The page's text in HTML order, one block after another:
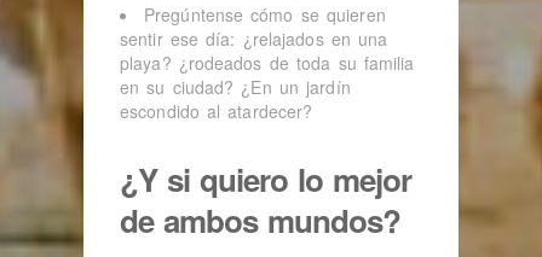
Pregúntense cómo se quieren
sentir ese día: ¿relajados en una
playa? ¿rodeados de toda su familia
en su ciudad? ¿En un jardín
escondido al atardecer?
¿Y si quiero lo mejor
de ambos mundos?